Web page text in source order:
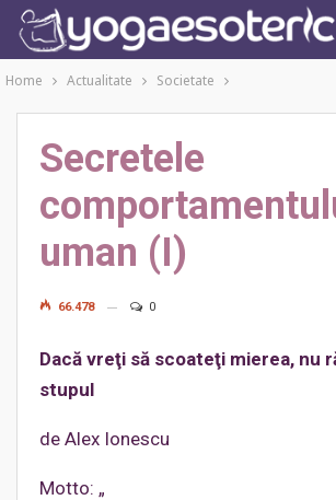
Home Actualitate Societate
Secretele
uman (I)
66.478 0
Dacă vreţi să scoateţi mierea, nu
stupul
de Alex Ionescu
Motto: „